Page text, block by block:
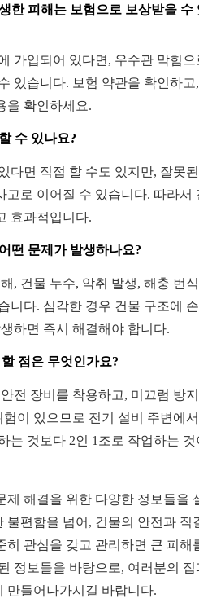
한 피해는 보험으로 보상받을 수
가입되어 있다면, 우수관 막힘으
있습니다. 보험 약관을 확인하고
을 확인하세요.
수 있나요?
다면 직접 할 수도 있지만, 잘못
고로 이어질 수 있습니다. 따라서
효과적입니다.
떤 문제가 발생하나요?
, 건물 누수, 악취 발생, 해충 번
니다. 심각한 경우 건물 구조에
하면 즉시 해결해야 합니다.
점은 무엇인가요?
전 장비를 착용하고, 미끄럼 방
이 있으므로 전기 설비 주변에
는 것보다 2인 1조로 작업하는 것
제 해결을 위한 다양한 정보들을
불편함을 넘어, 건물의 안전과 직
히 관심을 갖고 관리하면 큰 피해
정보들을 바탕으로, 여러분의 집
만들어나가시길 바랍니다.